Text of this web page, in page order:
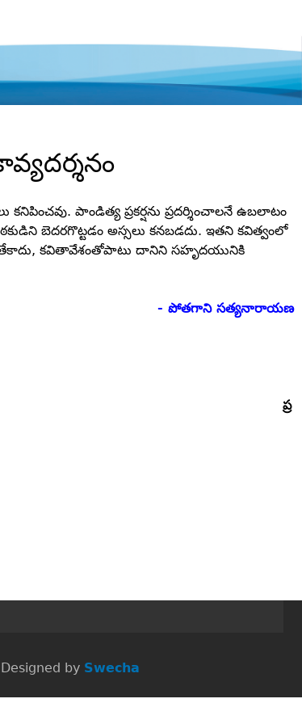
పాండిత్య ప్రకర్షను ప్రదర్శించాలనే ఉబలాటం
బెదరగొట్టడం అస్సలు కనబడదు. ఇతని కవిత్వంలో
కవితావేశంతోపాటు దానిని సహృదయునికి
- పోతగాని సత్యనారాయణ
ప్ర
by Swecha